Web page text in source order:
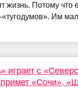
жизнь. Потому что
«тугодумов». Им
играет с
«Сочи»,